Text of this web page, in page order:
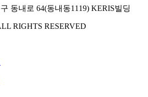
동내로 64(동내동1119) KERIS빌딩
RIGHTS RESERVED